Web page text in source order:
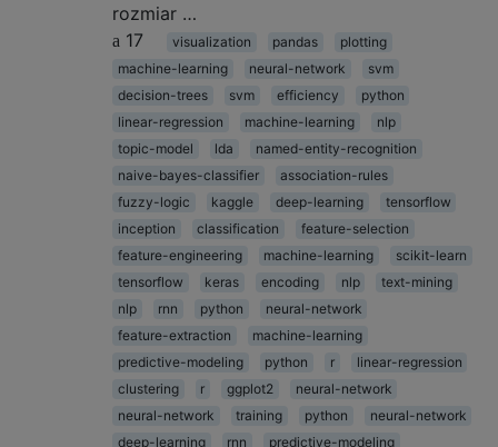
rozmiar …
17
visualization pandas
plotting
machine-learning
neural-network
svm
decision-trees
svm efficiency
python
linear-regression
machine-learning
nlp
topic-model
lda
named-entity-recognition
naive-bayes-classifier
association-rules
fuzzy-logic
kaggle deep-learning
tensorflow
inception
classification
feature-selection
feature-engineering
machine-learning
scikit-learn
tensorflow
keras encoding nlp
text-mining
nlp
rnn python
neural-network
feature-extraction
machine-learning
predictive-modeling
python r
linear-regression
clustering
r ggplot2
neural-network
neural-network
training python
neural-network
deep-learning
rnn
predictive-modeling